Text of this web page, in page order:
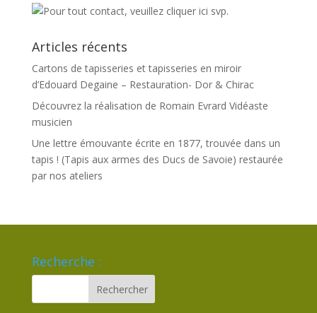
Articles récents
Cartons de tapisseries et tapisseries en miroir
d’Edouard Degaine – Restauration- Dor & Chirac
Découvrez la réalisation de Romain Evrard Vidéaste
musicien
Une lettre émouvante écrite en 1877, trouvée dans un
tapis ! (Tapis aux armes des Ducs de Savoie) restaurée
par nos ateliers
Recherche :